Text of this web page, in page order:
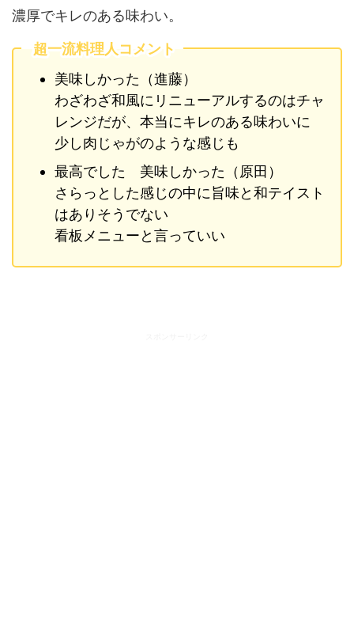
濃厚でキレのある味わい。
超一流料理人コメント
美味しかった（進藤）
わざわざ和風にリニューアルするのはチャ
レンジだが、本当にキレのある味わいに
少し肉じゃがのような感じも
最高でした 美味しかった（原田）
さらっとした感じの中に旨味と和テイスト
はありそうでない
看板メニューと言っていい